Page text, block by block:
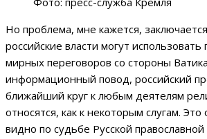
Но проблема, мне кажется,
российские власти могут
мирных переговоров со стороны
информационный повод, российский
ближайший круг к любым деятелям
относятся, как к некоторым слугам.
видно по судьбе Русской